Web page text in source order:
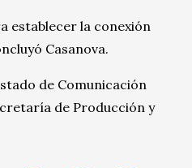
establecer la conexión
Casanova.
de Comunicación
de Producción y